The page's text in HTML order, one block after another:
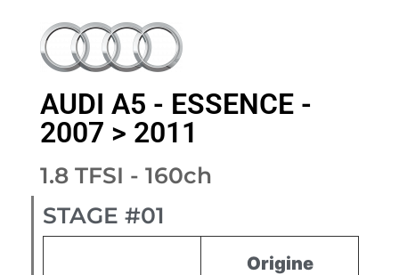
AUDI A5 - ESSENCE -
2007 > 2011
1.8 TFSI - 160ch
STAGE #01
Origine